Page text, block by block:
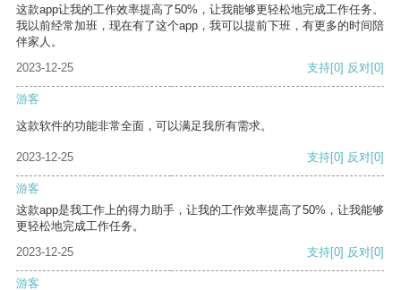
这款app让我的工作效率提高了50%，让我能够更轻松地完成工作任务。
我以前经常加班，现在有了这个app，我可以提前下班，有更多的时间陪
伴家人。
2023-12-25
支持[0] 反对[0]
游客
这款软件的功能非常全面，可以满足我所有需求。
2023-12-25 支持[0] 反对[0]
游客
这款app是我工作上的得力助手，让我的工作效率提高了50%，让我能够
更轻松地完成工作任务。
2023-12-25
支持[0] 反对[0]
游客